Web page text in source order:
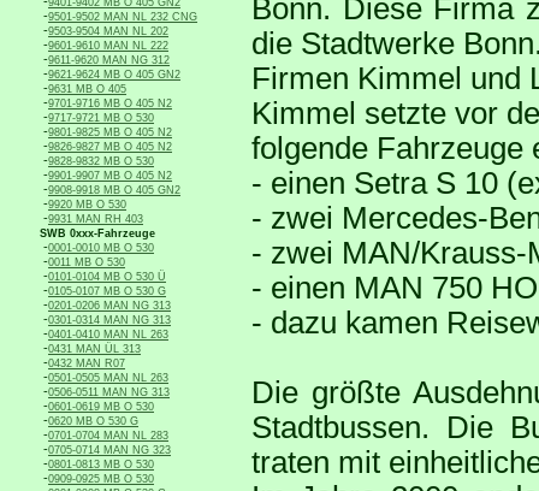
9401-9402 MB O 405 GN2
-9501-9502 MAN NL 232 CNG
-9503-9504 MAN NL 202
-9601-9610 MAN NL 222
-9611-9620 MAN NG 312
-9621-9624 MB O 405 GN2
-9631 MB O 405
-9701-9716 MB O 405 N2
-9717-9721 MB O 530
-9801-9825 MB O 405 N2
-9826-9827 MB O 405 N2
-9828-9832 MB O 530
-9901-9907 MB O 405 N2
-9908-9918 MB O 405 GN2
-9920 MB O 530
-9931 MAN RH 403
SWB 0xxx-Fahrzeuge
-0001-0010 MB O 530
-0011 MB O 530
-0101-0104 MB O 530 Ü
-0105-0107 MB O 530 G
-0201-0206 MAN NG 313
-0301-0314 MAN NG 313
-0401-0410 MAN NL 263
-0431 MAN ÜL 313
-0432 MAN R07
-0501-0505 MAN NL 263
-0506-0511 MAN NG 313
-0601-0619 MB O 530
-0620 MB O 530 G
-0701-0704 MAN NL 283
-0705-0714 MAN NG 323
-0801-0813 MB O 530
-0909-0925 MB O 530
Bonn. Diese Firma
die Stadtwerke
Firmen Kimmel und
Kimmel setzte vor
folgende Fahrzeuge
- einen Setra S 10
- zwei Mercedes-
- zwei MAN/Krauss-
- einen MAN 750
- dazu kamen
Die größte
Stadtbussen. Die
traten mit